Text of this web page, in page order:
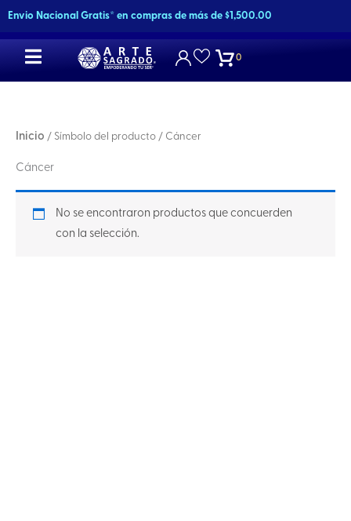
contenido
Envio Nacional Gratis* en compras de más de $1,500.00
0
Inicio / Símbolo del producto / Cáncer
Cáncer
No se encontraron productos que concuerden
con la selección.